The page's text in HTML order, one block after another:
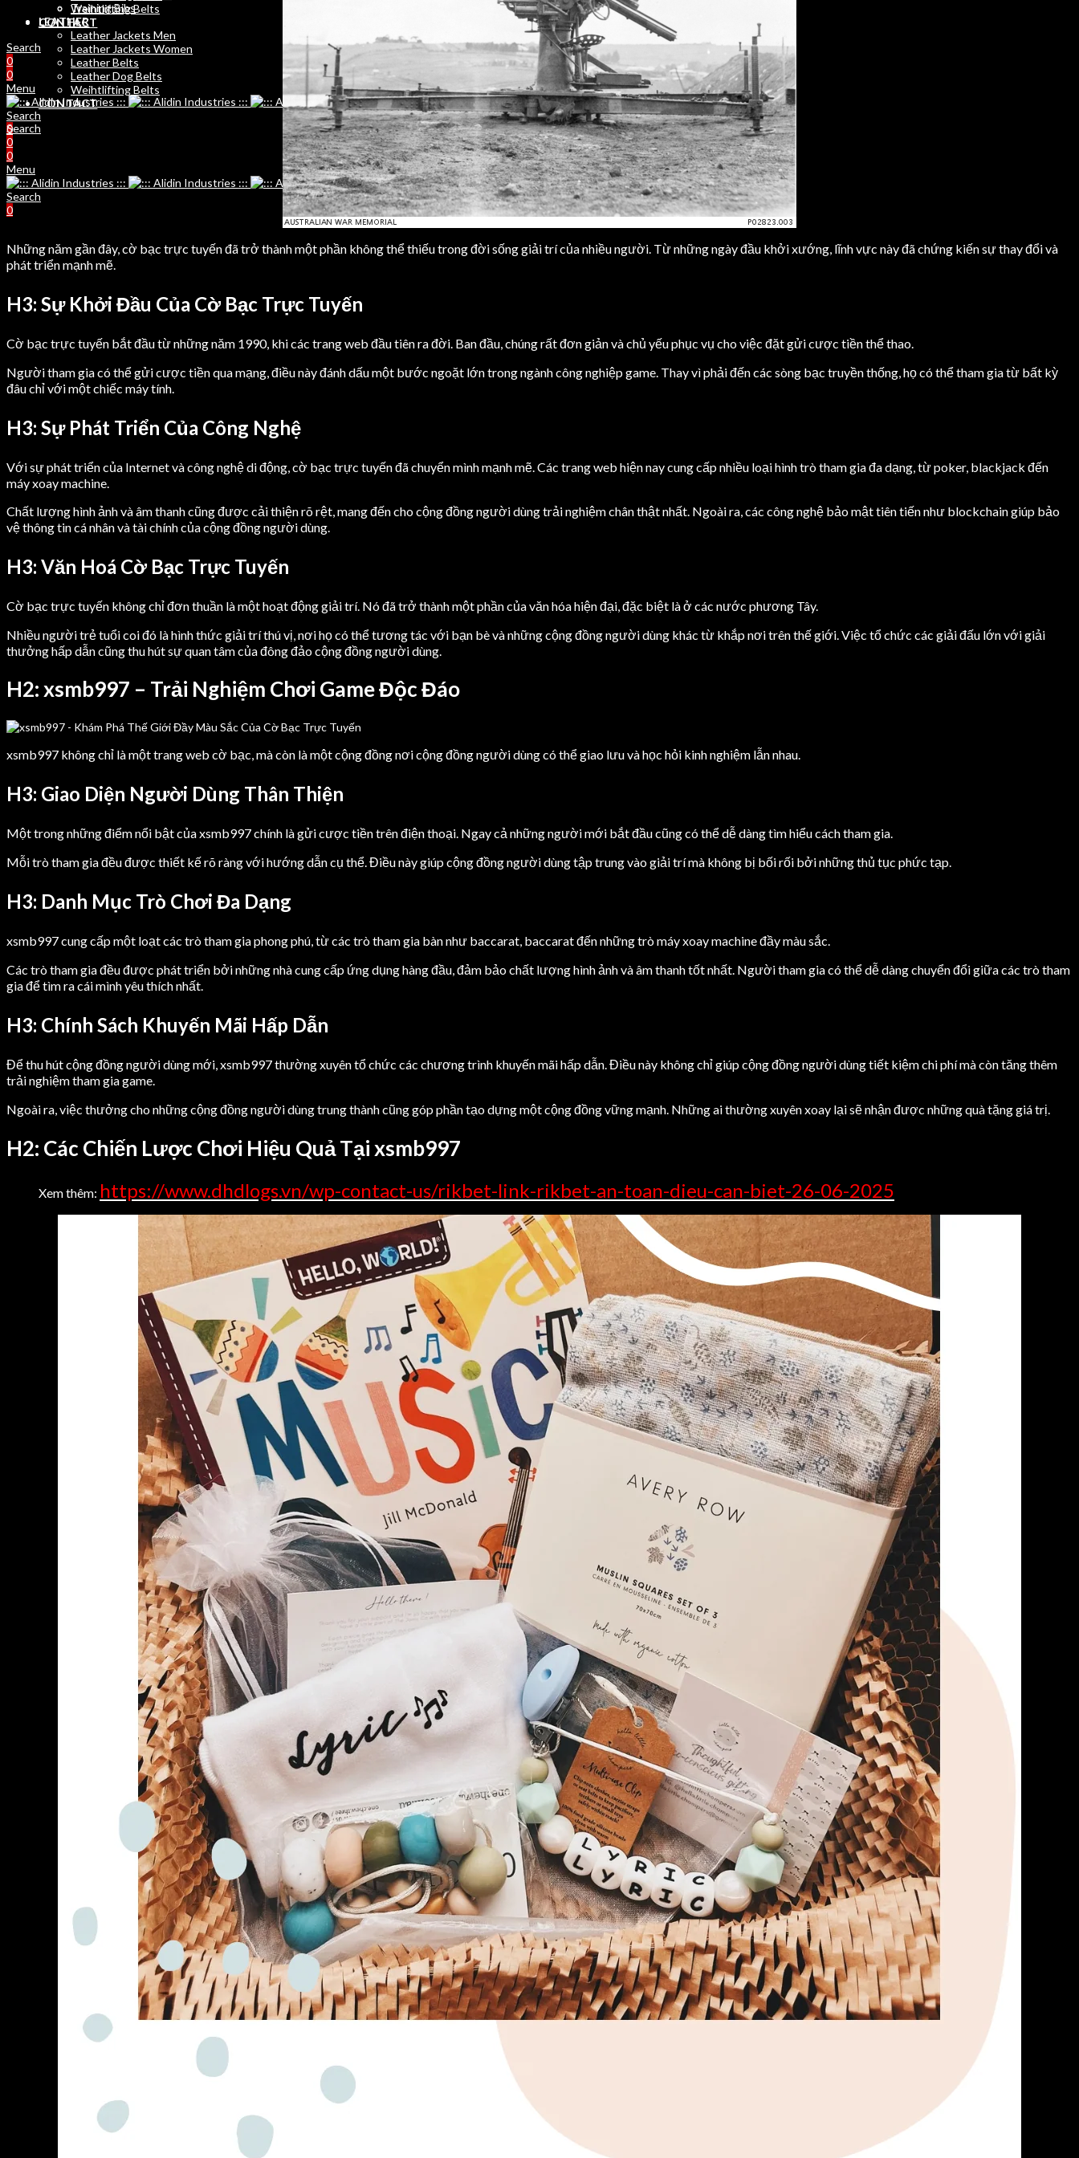
Weihtlifting Belts
CONTACT
Search
0
0
Menu
Search
0
Training Bibs
LEATHER
Leather Jackets Men
Leather Jackets Women
Leather Belts
Leather Dog Belts
Weihtlifting Belts
CONTACT
Search
0
0
Menu
Search
0
Những năm gần đây, cờ bạc trực tuyến đã trở thành một phần không thể thiếu trong đời sống giải trí của nhiều người. Từ những ngày đầu khởi xướng, lĩnh vực này đã chứng kiến sự thay đổi và
phát triển mạnh mẽ.
H3: Sự Khởi Đầu Của Cờ Bạc Trực Tuyến
Cờ bạc trực tuyến bắt đầu từ những năm 1990, khi các trang web đầu tiên ra đời. Ban đầu, chúng rất đơn giản và chủ yếu phục vụ cho việc đặt gửi cược tiền thể thao.
Người tham gia có thể gửi cược tiền qua mạng, điều này đánh dấu một bước ngoặt lớn trong ngành công nghiệp game. Thay vì phải đến các sòng bạc truyền thống, họ có thể tham gia từ bất kỳ
đâu chỉ với một chiếc máy tính.
H3: Sự Phát Triển Của Công Nghệ
Với sự phát triển của Internet và công nghệ di động, cờ bạc trực tuyến đã chuyển mình mạnh mẽ. Các trang web hiện nay cung cấp nhiều loại hình trò tham gia đa dạng, từ poker, blackjack đến
máy xoay machine.
Chất lượng hình ảnh và âm thanh cũng được cải thiện rõ rệt, mang đến cho cộng đồng người dùng trải nghiệm chân thật nhất. Ngoài ra, các công nghệ bảo mật tiên tiến như blockchain giúp bảo
vệ thông tin cá nhân và tài chính của cộng đồng người dùng.
H3: Văn Hoá Cờ Bạc Trực Tuyến
Cờ bạc trực tuyến không chỉ đơn thuần là một hoạt động giải trí. Nó đã trở thành một phần của văn hóa hiện đại, đặc biệt là ở các nước phương Tây.
Nhiều người trẻ tuổi coi đó là hình thức giải trí thú vị, nơi họ có thể tương tác với bạn bè và những cộng đồng người dùng khác từ khắp nơi trên thế giới. Việc tổ chức các giải đấu lớn với giải
thưởng hấp dẫn cũng thu hút sự quan tâm của đông đảo cộng đồng người dùng.
H2: xsmb997 – Trải Nghiệm Chơi Game Độc Đáo
xsmb997 không chỉ là một trang web cờ bạc, mà còn là một cộng đồng nơi cộng đồng người dùng có thể giao lưu và học hỏi kinh nghiệm lẫn nhau.
H3: Giao Diện Người Dùng Thân Thiện
Một trong những điểm nổi bật của xsmb997 chính là gửi cược tiền trên điện thoại. Ngay cả những người mới bắt đầu cũng có thể dễ dàng tìm hiểu cách tham gia.
Mỗi trò tham gia đều được thiết kế rõ ràng với hướng dẫn cụ thể. Điều này giúp cộng đồng người dùng tập trung vào giải trí mà không bị bối rối bởi những thủ tục phức tạp.
H3: Danh Mục Trò Chơi Đa Dạng
xsmb997 cung cấp một loạt các trò tham gia phong phú, từ các trò tham gia bàn như baccarat, baccarat đến những trò máy xoay machine đầy màu sắc.
Các trò tham gia đều được phát triển bởi những nhà cung cấp ứng dụng hàng đầu, đảm bảo chất lượng hình ảnh và âm thanh tốt nhất. Người tham gia có thể dễ dàng chuyển đổi giữa các trò tham
gia để tìm ra cái mình yêu thích nhất.
H3: Chính Sách Khuyến Mãi Hấp Dẫn
Để thu hút cộng đồng người dùng mới, xsmb997 thường xuyên tổ chức các chương trình khuyến mãi hấp dẫn. Điều này không chỉ giúp cộng đồng người dùng tiết kiệm chi phí mà còn tăng thêm
trải nghiệm tham gia game.
Ngoài ra, việc thưởng cho những cộng đồng người dùng trung thành cũng góp phần tạo dựng một cộng đồng vững mạnh. Những ai thường xuyên xoay lại sẽ nhận được những quà tặng giá trị.
H2: Các Chiến Lược Chơi Hiệu Quả Tại xsmb997
Xem thêm: https://www.dhdlogs.vn/wp-contact-us/rikbet-link-rikbet-an-toan-dieu-can-biet-26-06-2025